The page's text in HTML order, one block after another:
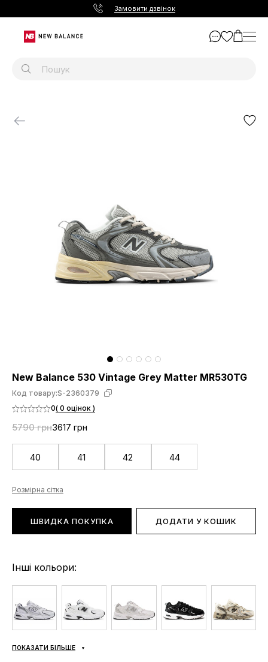
Замовити дзвінок
New Balance 530 Vintage Grey Matter MR530TG
Код товару:S-2360379
0( 0 оцінок )
5790 грн3617 грн
40 41 42 44
Розмірна сітка
ШВИДКА ПОКУПКА ДОДАТИ У КОШИК
Інші кольори:
ПОКАЗАТИ БІЛЬШЕ